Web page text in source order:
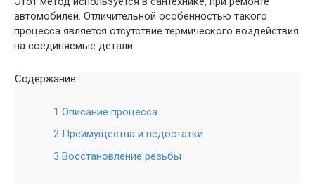
автомобилей. Отличительной особенностью такого
процесса является отсутствие термического воздействия
на соединяемые детали.
Содержание
1 Описание процесса
2 Преимущества и недостатки
3 Восстановление резьбы